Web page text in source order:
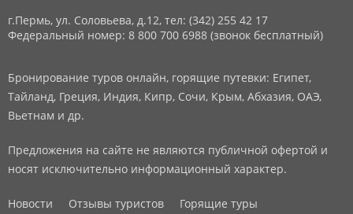
г.Пермь, ул. Соловьева, д.12, тел: (342) 255 42 17
Федеральный номер: 8 800 700 6988 (звонок бесплатный)
Бронирование туров онлайн, горящие путевки: Египет,
Тайланд, Греция, Индия, Кипр, Сочи, Крым, Абхазия, ОАЭ,
Вьетнам и др.
Предложения на сайте не являются публичной офертой и
носят исключительно информационный характер.
Новости Отзывы туристов
Горящие туры